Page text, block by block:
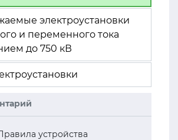
электроустановки
и переменного тока
до 750 кВ
устройства